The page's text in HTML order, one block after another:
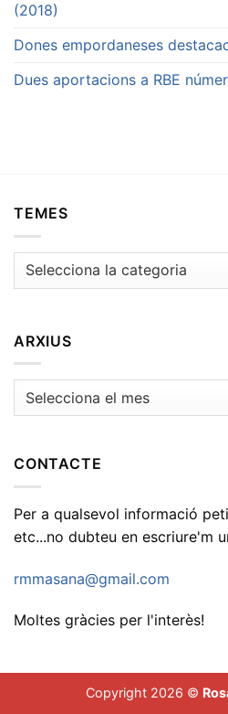
(2018)
Dones empordaneses
Dues aportacions a RBE
TEMES
Temes
ARXIUS
Arxius
CONTACTE
Per a qualsevol informació
etc...no dubteu en escriure'm
rmmasana@gmail.com
Moltes gràcies per l'interès!
Copyright 2026 ©